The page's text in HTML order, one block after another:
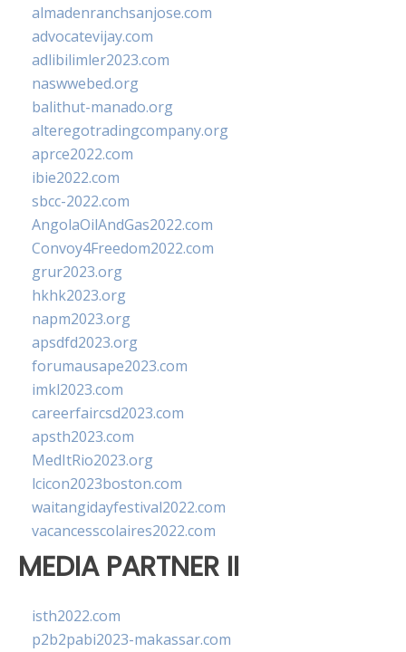
almadenranchsanjose.com
advocatevijay.com
adlibilimler2023.com
naswwebed.org
balithut-manado.org
alteregotradingcompany.org
aprce2022.com
ibie2022.com
sbcc-2022.com
AngolaOilAndGas2022.com
Convoy4Freedom2022.com
grur2023.org
hkhk2023.org
napm2023.org
apsdfd2023.org
forumausape2023.com
imkl2023.com
careerfaircsd2023.com
apsth2023.com
MedItRio2023.org
lcicon2023boston.com
waitangidayfestival2022.com
vacancesscolaires2022.com
MEDIA PARTNER II
isth2022.com
p2b2pabi2023-makassar.com